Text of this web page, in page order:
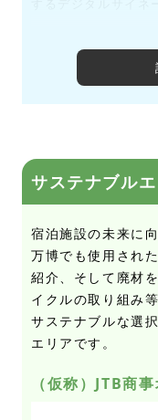
サステナブル
宿泊施設の未来に
万博でも使用され
紹介、そして廃材
イクルの取り組み
サステナブルな選
エリアです。
（仮称）JTB商